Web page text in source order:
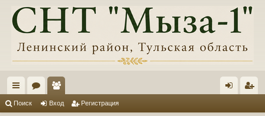
с ол
Поиск Вход Регистрация